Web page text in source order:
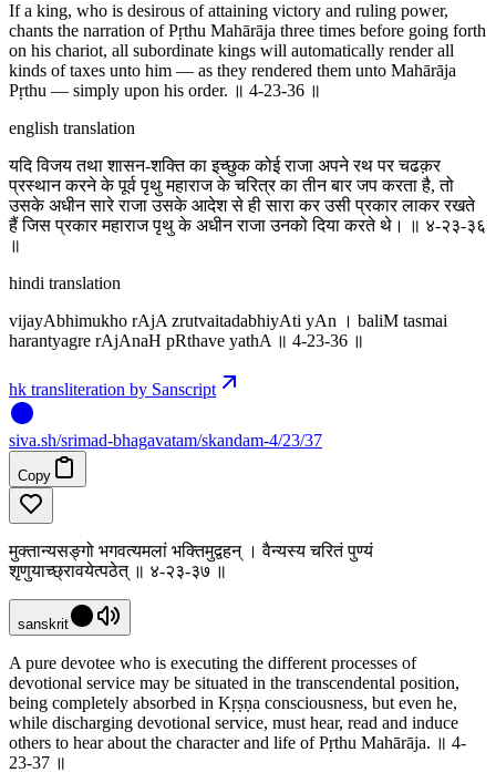
If a king, who is desirous of attaining victory and ruling power,
chants the narration of Pṛthu Mahārāja three times before going forth
on his chariot, all subordinate kings will automatically render all
kinds of taxes unto him — as they rendered them unto Mahārāja
Pṛthu — simply upon his order. ॥ 4-23-36 ॥
english translation
यदि विजय तथा शासन-शक्ति का इच्छुक कोई राजा अपने रथ पर चढक़र
प्रस्थान करने के पूर्व पृथु महाराज के चरित्र का तीन बार जप करता है, तो
उसके अधीन सारे राजा उसके आदेश से ही सारा कर उसी प्रकार लाकर रखते
हैं जिस प्रकार महाराज पृथु के अधीन राजा उनको दिया करते थे। ॥ ४-२३-३६
॥
hindi translation
vijayAbhimukho rAjA zrutvaitadabhiyAti yAn । baliM tasmai
harantyagre rAjAnaH pRthave yathA ॥ 4-23-36 ॥
hk transliteration by Sanscript
siva.sh/srimad-bhagavatam/skandam-4/23/37
Copy
मुक्तान्यसङ्गो भगवत्यमलां भक्तिमुद्वहन् । वैन्यस्य चरितं पुण्यं
श‍ृणुयाच्छ्रावयेत्पठेत् ॥ ४-२३-३७ ॥
sanskrit
A pure devotee who is executing the different processes of
devotional service may be situated in the transcendental position,
being completely absorbed in Kṛṣṇa consciousness, but even he,
while discharging devotional service, must hear, read and induce
others to hear about the character and life of Pṛthu Mahārāja. ॥ 4-
23-37 ॥